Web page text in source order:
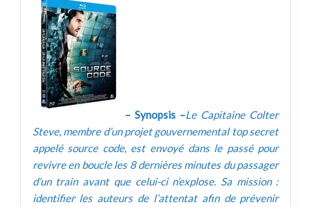
– Synopsis –Le Capitaine Colter
Steve, membre d’un projet gouvernemental top secret
appelé source code, est envoyé dans le passé pour
revivre en boucle les 8 dernières minutes du passager
d’un train avant que celui-ci n’explose. Sa mission :
identifier les auteurs de l’attentat afin de prévenir